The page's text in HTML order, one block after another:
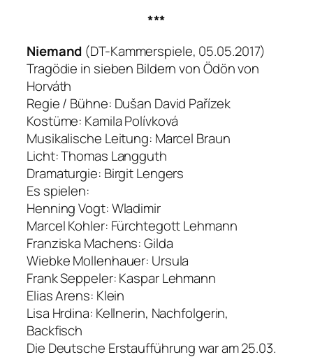
***
Niemand (DT-Kammerspiele, 05.05.2017)
Tragödie in sieben Bildern von Ödön von
Horváth
Regie / Bühne: Dušan David Pařízek
Kostüme: Kamila Polívková
Musikalische Leitung: Marcel Braun
Licht: Thomas Langguth
Dramaturgie: Birgit Lengers
Es spielen:
Henning Vogt: Wladimir
Marcel Kohler: Fürchtegott Lehmann
Franziska Machens: Gilda
Wiebke Mollenhauer: Ursula
Frank Seppeler: Kaspar Lehmann
Elias Arens: Klein
Lisa Hrdina: Kellnerin, Nachfolgerin,
Backfisch
Die Deutsche Erstaufführung war am 25.03.